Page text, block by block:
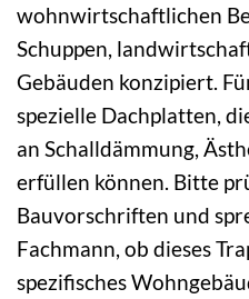
wohnwirtschaftlichen
Schuppen,
Gebäuden konzipiert.
spezielle Dachplatten,
an Schalldämmung,
erfüllen können. Bitte
Bauvorschriften und
Fachmann, ob dieses
spezifisches